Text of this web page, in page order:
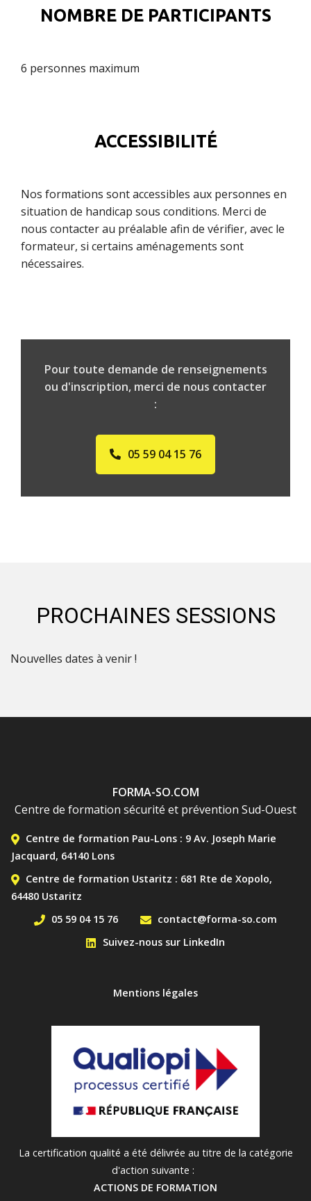
NOMBRE DE PARTICIPANTS
6 personnes maximum
ACCESSIBILITÉ
Nos formations sont accessibles aux personnes en
situation de handicap sous conditions. Merci de
nous contacter au préalable afin de vérifier, avec le
formateur, si certains aménagements sont
nécessaires.
Pour toute demande de renseignements
ou d'inscription, merci de nous contacter
:
05 59 04 15 76
PROCHAINES SESSIONS
Nouvelles dates à venir !
FORMA-SO.COM
Centre de formation sécurité et prévention Sud-Ouest
MENU DE CONTACT BAS
Centre de formation Pau-Lons : 9 Av. Joseph Marie
Jacquard, 64140 Lons
Centre de formation Ustaritz : 681 Rte de Xopolo,
64480 Ustaritz
05 59 04 15 76
contact@forma-so.com
Suivez-nous sur LinkedIn
MENU PIED DE PAGE
Mentions légales
La certification qualité a été délivrée au titre de la catégorie
d'action suivante :
ACTIONS DE FORMATION